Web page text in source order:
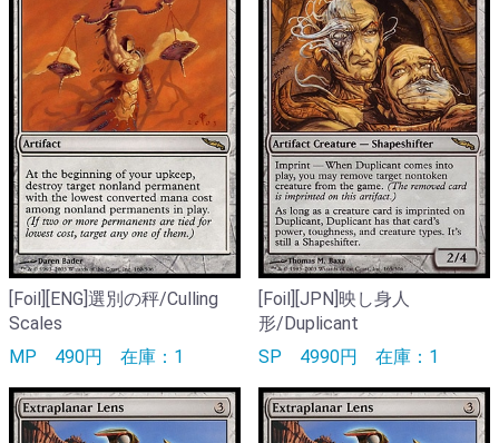
[Foil][ENG]選別の秤/Culling
Scales
MP 490円 在庫：1
[Foil][JPN]映し身人
形/Duplicant
SP 4990円 在庫：1